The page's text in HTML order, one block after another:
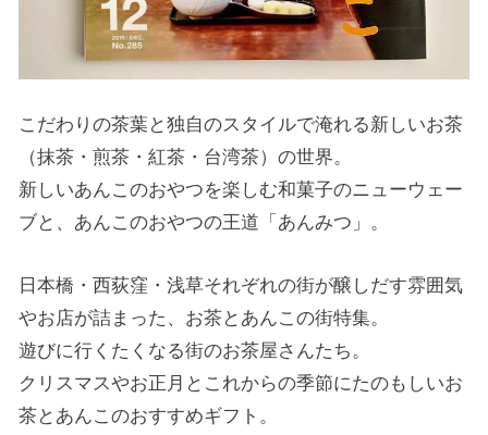
こだわりの茶葉と独自のスタイルで淹れる新しいお茶
（抹茶・煎茶・紅茶・台湾茶）の世界。
新しいあんこのおやつを楽しむ和菓子のニューウェー
ブと、あんこのおやつの王道「あんみつ」。
日本橋・西荻窪・浅草それぞれの街が醸しだす雰囲気
やお店が詰まった、お茶とあんこの街特集。
遊びに行くたくなる街のお茶屋さんたち。
クリスマスやお正月とこれからの季節にたのもしいお
茶とあんこのおすすめギフト。